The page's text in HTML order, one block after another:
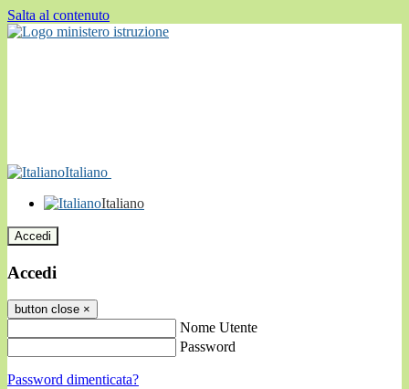
Salta al contenuto
Italiano
Italiano
Accedi
Accedi
button close ×
Nome Utente
Password
Password dimenticata?